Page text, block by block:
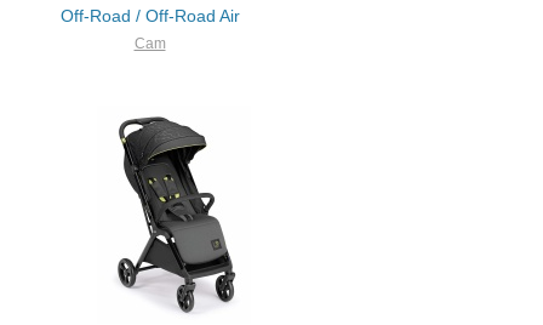
Off-Road / Off-Road Air
Cam